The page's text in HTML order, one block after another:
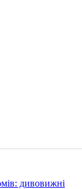
дивовижні